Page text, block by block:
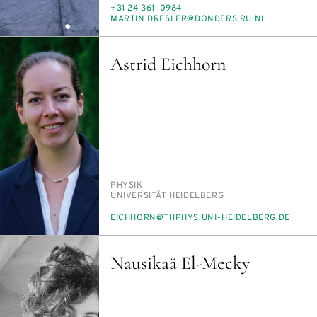
TELEFON
+31 24 361-0984
E-
MAR­TIN.DRES­LER@DON­DERS.RU.NL
Astrid Eichhorn
PERSON_RESEARCH_SUBJECT
PHY­SIK
INSTITUTION
UNI­VER­SI­TÄT HEI­DEL­BERG
E-
EICH­HORN@THPHYS.UNI-HEI­DEL­BERG.DE
Nausikaä El-Mecky